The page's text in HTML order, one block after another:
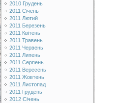
2010 Грудень
2011 Січень
2011 Лютий
2011 Березень
2011 Квітень
2011 Травень
2011 Червень
2011 Липень
2011 Серпень
2011 Вересень
2011 Жовтень
2011 Листопад
2011 Грудень
2012 Січень